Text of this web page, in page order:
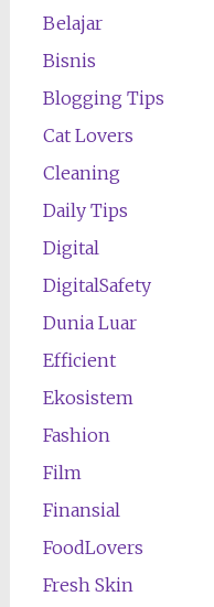
Belajar
Bisnis
Blogging Tips
Cat Lovers
Cleaning
Daily Tips
Digital
DigitalSafety
Dunia Luar
Efficient
Ekosistem
Fashion
Film
Finansial
FoodLovers
Fresh Skin